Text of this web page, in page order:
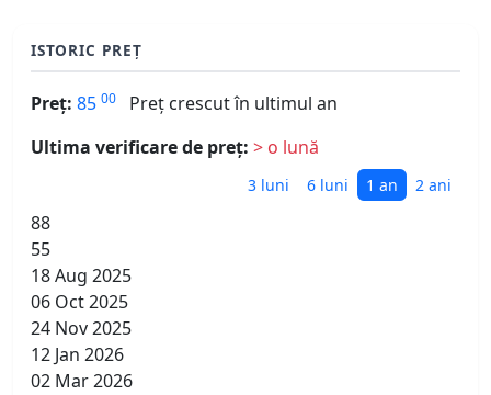
ISTORIC PREȚ
Preț: 85 00
Preț crescut în ultimul an
Ultima verificare de preț: > o lună
3 luni 6 luni 1 an 2 ani
88
55
18 Aug 2025
06 Oct 2025
24 Nov 2025
12 Jan 2026
02 Mar 2026